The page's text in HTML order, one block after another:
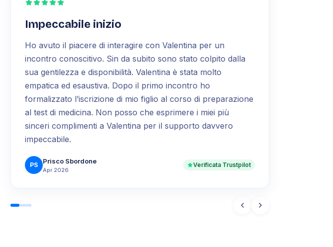
Impeccabile inizio
Ho avuto il piacere di interagire con Valentina per un
incontro conoscitivo. Sin da subito sono stato colpito dalla
sua gentilezza e disponibilità. Valentina è stata molto
empatica ed esaustiva. Dopo il primo incontro ho
formalizzato l’iscrizione di mio figlio al corso di preparazione
al test di medicina. Non posso che esprimere i miei più
sinceri complimenti a Valentina per il supporto davvero
impeccabile.
PS Prisco Sbordone
Apr 2026
Verificata Trustpilot